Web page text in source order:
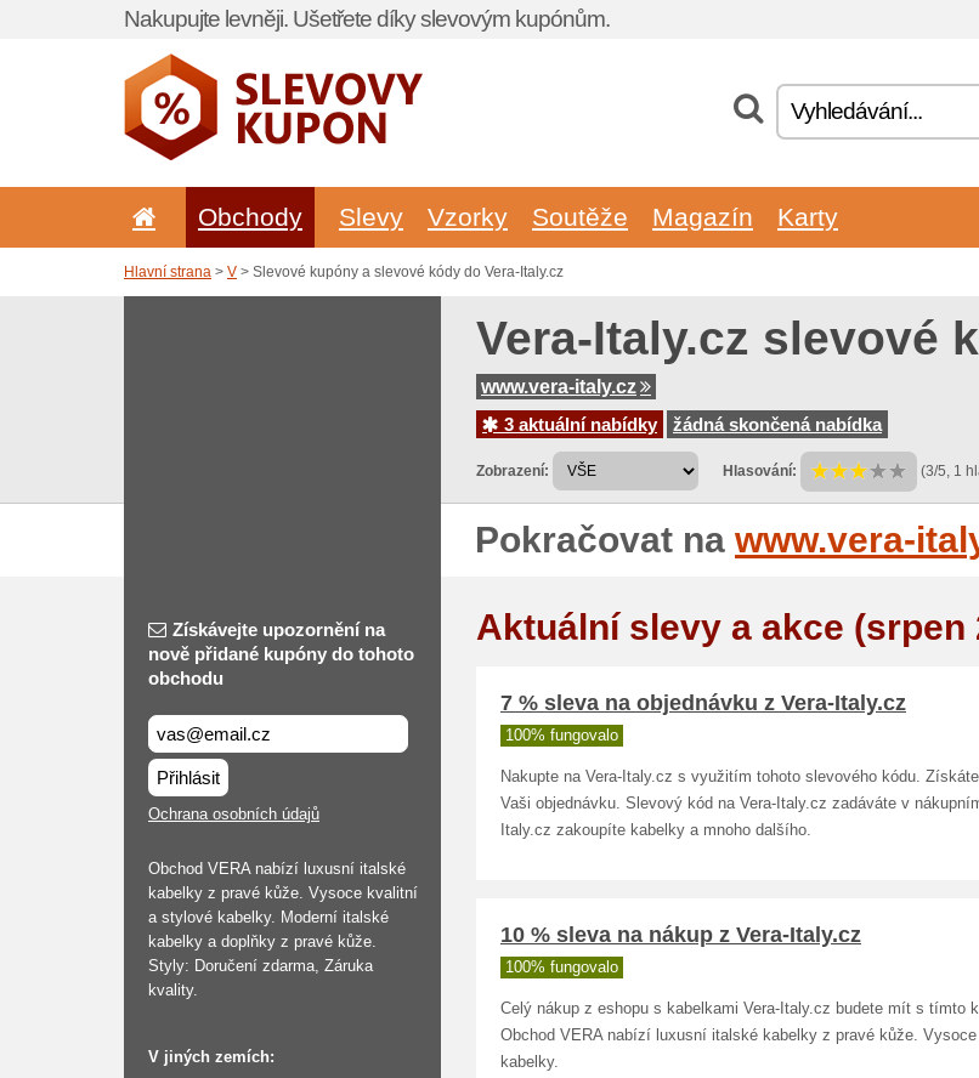
Nakupujte levněji. Ušetřete díky slevovým kupónům.
Obchody Slevy Vzorky Soutěže Magazín Karty
Hlavní strana > V > Slevové kupóny a slevové kódy do Vera-Italy.cz
Vera-Italy.cz slevové
www.vera-italy.cz
3 aktuální nabídky
žádná skončená nabídka
Zobrazení: Hlasování: (3/5, 1
Pokračovat na www.vera-
Získávejte upozornění na
nově přidané kupóny do tohoto
obchodu
Přihlásit
Ochrana osobních údajů
Obchod VERA nabízí luxusní italské
kabelky z pravé kůže. Vysoce kvalitní
a stylové kabelky. Moderní italské
kabelky a doplňky z pravé kůže.
Styly: Doručení zdarma, Záruka
kvality.
V jiných zemích:
Aktuální slevy a akce (srpen
7 % sleva na objednávku z Vera-Italy.cz
100% fungovalo
Nakupte na Vera-Italy.cz s využitím tohoto slevového kódu.
Vaši objednávku. Slevový kód na Vera-Italy.cz zadáváte v
Italy.cz zakoupíte kabelky a mnoho dalšího.
10 % sleva na nákup z Vera-Italy.cz
100% fungovalo
Celý nákup z eshopu s kabelkami Vera-Italy.cz budete mít s tímto
Obchod VERA nabízí luxusní italské kabelky z pravé kůže.
kabelky.